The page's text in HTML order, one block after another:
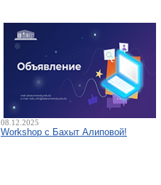
08.12.2025
Workshop с Бахыт Алиповой!